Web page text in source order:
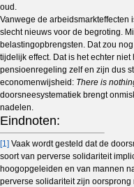
oud.
Vanwege de arbeidsmarkteffecten
slecht nieuws voor de begroting.
belastingopbrengsten. Dat zou
tijdelijk effect. Dat is het echter
pensioenregeling zelf en zijn dus
economenwijsheid: There is
doorsneesystematiek brengt
nadelen.
Eindnoten:
[1] Vaak wordt gesteld dat de
soort van perverse solidariteit
hoogopgeleiden en van mannen
perverse solidariteit zijn